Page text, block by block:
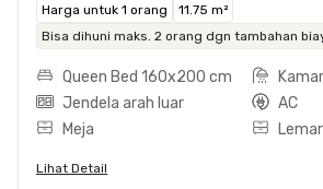
Harga untuk 1 orang
11.75 m²
Bisa dihuni maks. 2 orang dgn tambahan
Queen Bed 160x200 cm
Jendela arah luar
AC
Meja
Lihat Detail